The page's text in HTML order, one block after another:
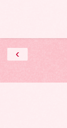
‹